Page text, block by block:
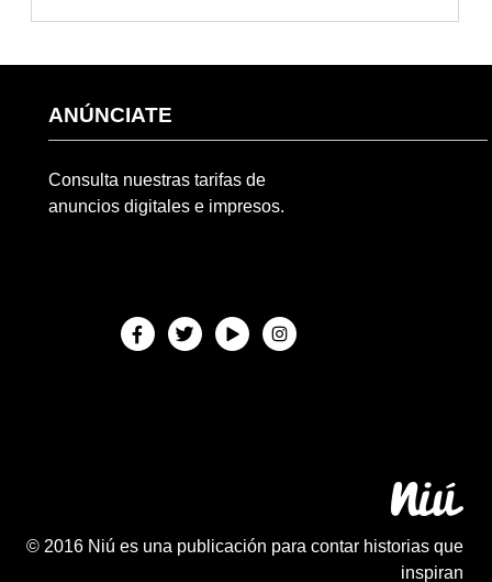
ANÚNCIATE
Consulta nuestras tarifas de
anuncios digitales e impresos.
© 2016 Niú es una publicación para contar historias que
inspiran